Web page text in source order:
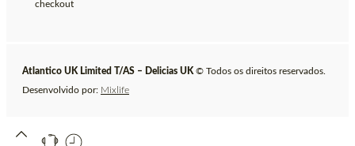
checkout
Atlantico UK Limited T/AS – Delicias UK © Todos os direitos reservados.
Desenvolvido por: Mixlife